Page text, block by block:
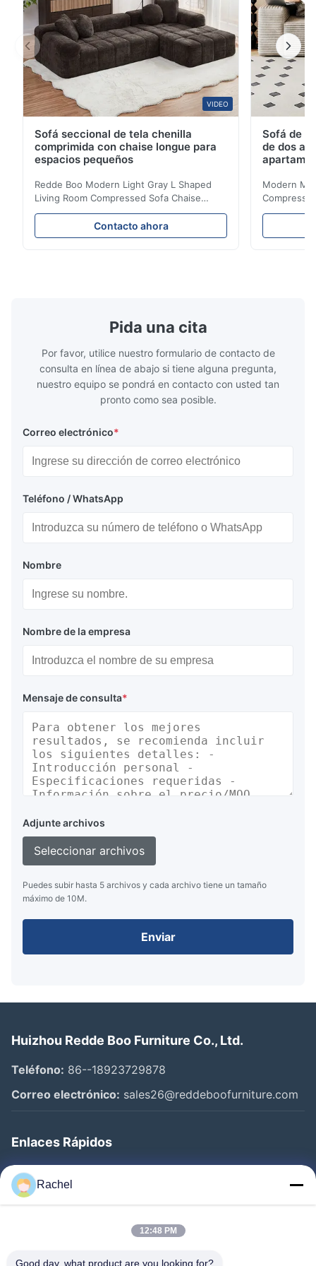
VIDEO
Sofá seccional de tela chenilla
comprimida con chaise longue para
espacios pequeños
Redde Boo Modern Light Gray L Shaped
Living Room Compressed Sofa Chaise
Lounge Product Overview High resilience
soft sectional sofa designed for small
spaces, featuring a contemporary light gray
Contacto ahora
Sofá de
de dos
Modern
Room
Pida una cita
Por favor, utilice nuestro formulario de contacto de
consulta en línea de abajo si tiene alguna pregunta,
nuestro equipo se pondrá en contacto con usted tan
pronto como sea posible.
Correo electrónico*
Teléfono / WhatsApp
Nombre
Nombre de la empresa
Mensaje de consulta*
Adjunte archivos
Seleccionar archivos
Puedes subir hasta 5 archivos y cada archivo tiene un tamaño
máximo de 10M.
Enviar
Huizhou Redde Boo Furniture Co., Ltd.
Teléfono: 86--18923729878
Correo electrónico: sales26@reddeboofurniture.com
Enlaces Rápidos
Inicio
Productos
Rachel
12:48 PM
Good day, what product are you looking for?